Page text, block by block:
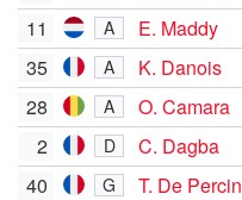
11 A E. Maddy
35 A K. Danois
28 A O. Camara
2 D
C. Dagba
40
G
T. De Percin